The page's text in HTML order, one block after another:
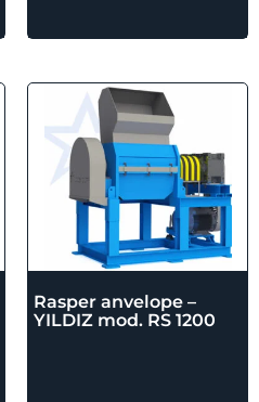
Rasper anvelope –
YILDIZ mod. RS 1200